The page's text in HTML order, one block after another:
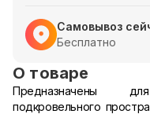
Самовывоз
Бесплатно
О товаре
Предназначены
подкровельного